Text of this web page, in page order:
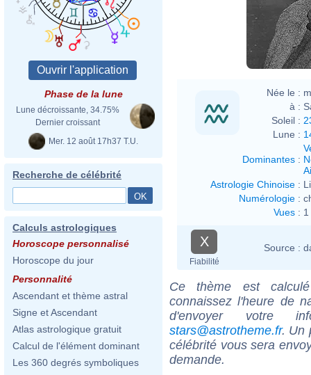
Phase de la lune
Lune décroissante, 34.75%
Dernier croissant
Mer. 12 août 17h37 T.U.
Recherche de célébrité
Calculs astrologiques
Horoscope personnalisé
Horoscope du jour
Personnalité
Ascendant et thème astral
Signe et Ascendant
Atlas astrologique gratuit
Calcul de l'élément dominant
Les 360 degrés symboliques
Née le :
à :
Soleil :
Lune :
Dominantes :
Astrologie Chinoise :
Numérologie :
Vues :
X
Fiabilité
Source :
Ce thème est
connaissez l'heure de
d'envoyer votre
stars@astrotheme.fr. Un
célébrité vous sera
demande.